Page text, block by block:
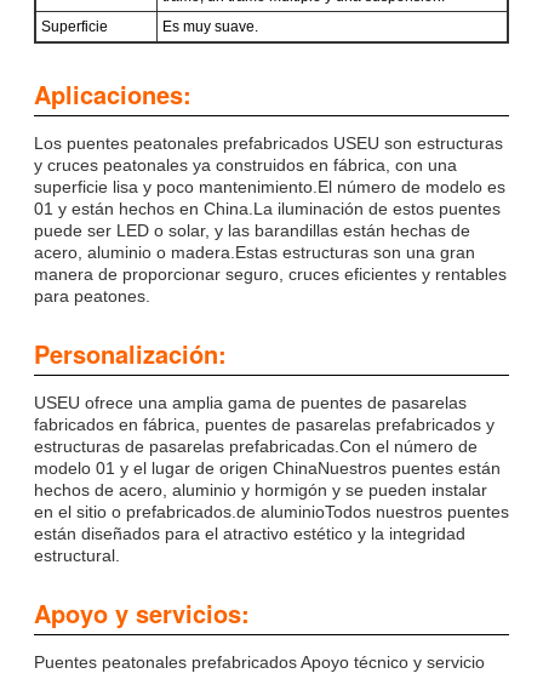
Superficie
Es muy suave.
Aplicaciones:
Los puentes peatonales prefabricados USEU son estructuras
y cruces peatonales ya construidos en fábrica, con una
superficie lisa y poco mantenimiento.El número de modelo es
01 y están hechos en China.La iluminación de estos puentes
puede ser LED o solar, y las barandillas están hechas de
acero, aluminio o madera.Estas estructuras son una gran
manera de proporcionar seguro, cruces eficientes y rentables
para peatones.
Personalización:
USEU ofrece una amplia gama de puentes de pasarelas
fabricados en fábrica, puentes de pasarelas prefabricados y
estructuras de pasarelas prefabricadas.Con el número de
modelo 01 y el lugar de origen ChinaNuestros puentes están
hechos de acero, aluminio y hormigón y se pueden instalar
en el sitio o prefabricados.de aluminioTodos nuestros puentes
están diseñados para el atractivo estético y la integridad
estructural.
Apoyo y servicios:
Puentes peatonales prefabricados Apoyo técnico y servicio